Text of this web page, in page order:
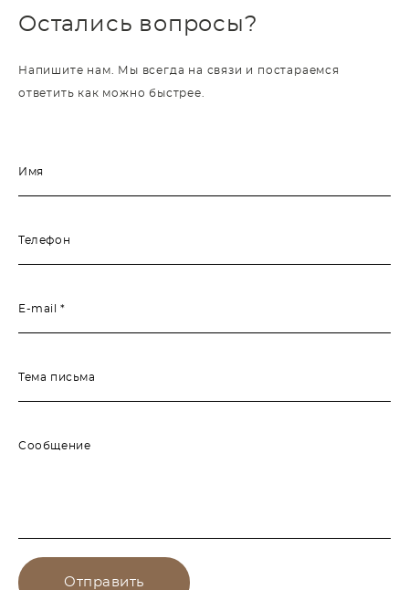
Остались вопросы?
Напишите нам. Мы всегда на связи и постараемся
ответить как можно быстрее.
Имя
Телефон
E-mail *
Тема письма
Сообщение
Отправить